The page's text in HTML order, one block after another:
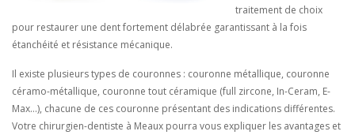
traitement de choix
pour restaurer une dent fortement délabrée garantissant à la fois
étanchéité et résistance mécanique.
Il existe plusieurs types de couronnes : couronne métallique, couronne
céramo-métallique, couronne tout céramique (full zircone, In-Ceram, E-
Max...), chacune de ces couronne présentant des indications différentes.
Votre chirurgien-dentiste à Meaux pourra vous expliquer les avantages et